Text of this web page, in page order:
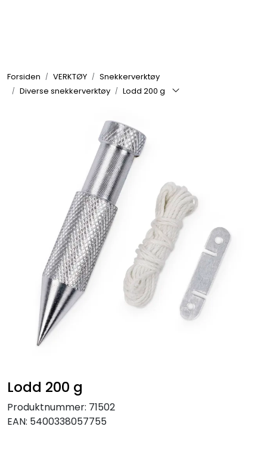
Forsiden VERKTØY
Snekkerverktøy
Diverse snekkerverktøy
Lodd 200 g
Lodd 200 g
Produktnummer: 71502
EAN: 5400338057755
UTEMILJØ
KJØKKEN
MØBLER
GAVESETT
JUL